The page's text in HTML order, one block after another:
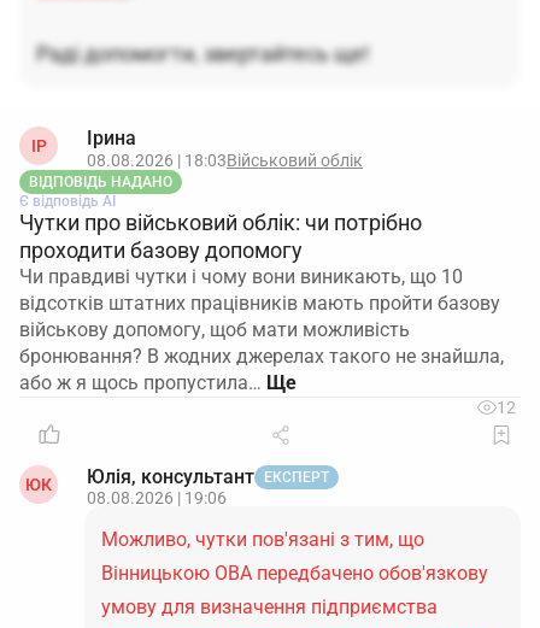
Раді допомогти, звертайтесь ще!
ІР Ірина
08.08.2026 | 18:03Військовий облік
ВІДПОВІДЬ НАДАНО
Є відповідь АІ
Чутки про військовий облік: чи потрібно
проходити базову допомогу
Чи правдиві чутки і чому вони виникають, що 10
відсотків штатних працівників мають пройти базову
військову допомогу, щоб мати можливість
бронювання? В жодних джерелах такого не знайшла,
або ж я щось пропустила…
12
ЮК Юлія, консультант ЕКСПЕРТ
08.08.2026 | 19:06
Можливо, чутки пов'язані з тим, що
Вінницькою ОВА передбачено обов'язкову
умову для визначення підприємства